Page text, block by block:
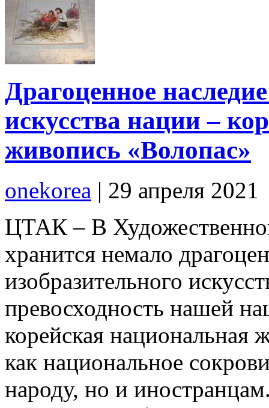
Драгоценное
искусства нации –
живопись «Волопас»
onekorea | 29 апреля 2021
ЦТАК – В
хранится немало
изобразительного
превосходность нашей
корейская национальная
как национальное
народу, но и